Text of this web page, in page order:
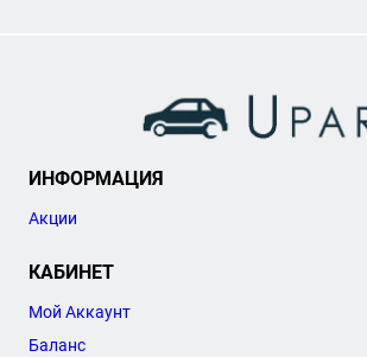
ИНФОРМАЦИЯ
Акции
КАБИНЕТ
Мой Аккаунт
Баланс